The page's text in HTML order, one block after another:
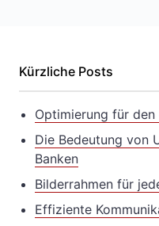
Kürzliche Posts
Optimierung für
Die Bedeutung von
Banken
Bilderrahmen für
Effiziente